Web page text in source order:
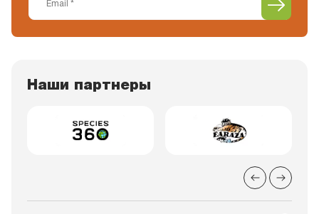
Наши партнеры